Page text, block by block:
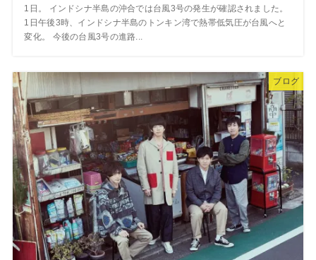
1日。 インドシナ半島の沖合では台風3号の発生が確認されました。
1日午後3時、インドシナ半島のトンキン湾で熱帯低気圧が台風へと
変化。 今後の台風3号の進路...
ブログ